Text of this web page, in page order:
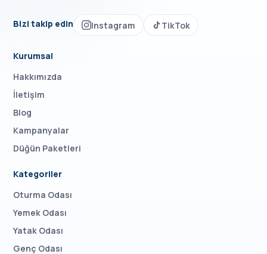
Bizi takip edin Instagram TikTok
Kurumsal
Hakkımızda
İletişim
Blog
Kampanyalar
Düğün Paketleri
Kategoriler
Oturma Odası
Yemek Odası
Yatak Odası
Genç Odası